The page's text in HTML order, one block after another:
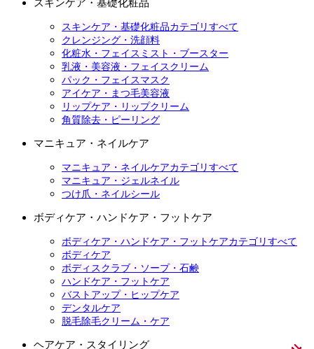
スキンケア・基礎化粧品
スキンケア・基礎化粧品カテゴリすべて
クレンジング・洗顔料
化粧水・フェイスミスト・ブースター
乳液・美容液・フェイスクリーム
パック・フェイスマスク
アイケア・まつ毛美容液
リップケア・リップクリーム
角質除去・ピーリング
マニキュア・ネイルケア
マニキュア・ネイルケアカテゴリすべて
マニキュア・ジェルネイル
つけ爪・ネイルシール
ボディケア・ハンドケア・フットケア
ボディケア・ハンドケア・フットケアカテゴリすべて
ボディケア
ボディスクラブ・ソープ・石鹸
ハンドケア・フットケア
バストアップ・ヒップケア
デンタルケア
脱毛除毛クリーム・ケア
ヘアケア・スタイリング